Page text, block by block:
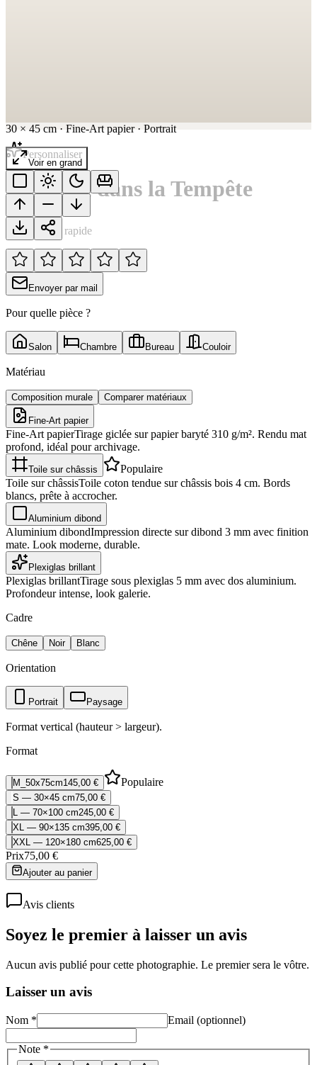
30 × 45 cm · Fine-Art papier· Portrait
Voir en grand
Personnaliser
Chevaux dans la Tempête
Notation rapide
Envoyer par mail
Pour quelle pièce ?
Salon Chambre Bureau Couloir
Matériau
Composition murale Comparer matériaux
Fine-Art papier
Fine-Art papierTirage giclée sur papier baryté 310 g/m². Rendu mat
profond, idéal pour archivage.
Toile sur châssis
Populaire
Toile sur châssisToile coton tendue sur châssis bois 4 cm. Bords
blancs, prête à accrocher.
Aluminium dibond
Aluminium dibondImpression directe sur dibond 3 mm avec finition
mate. Look moderne, durable.
Plexiglas brillant
Plexiglas brillantTirage sous plexiglas 5 mm avec dos aluminium.
Profondeur intense, look galerie.
Cadre
Chêne Noir Blanc
Orientation
Portrait Paysage
Format vertical (hauteur > largeur).
Format
M_50x75cm145,00 € Populaire
S — 30×45 cm75,00 €
L — 70×100 cm245,00 €
XL — 90×135 cm395,00 €
XXL — 120×180 cm625,00 €
Prix75,00 €
Ajouter au panier
Avis clients
Soyez le premier à laisser un avis
Aucun avis publié pour cette photographie. Le premier sera le vôtre.
Laisser un avis
Nom * Email (optionnel)
Note *